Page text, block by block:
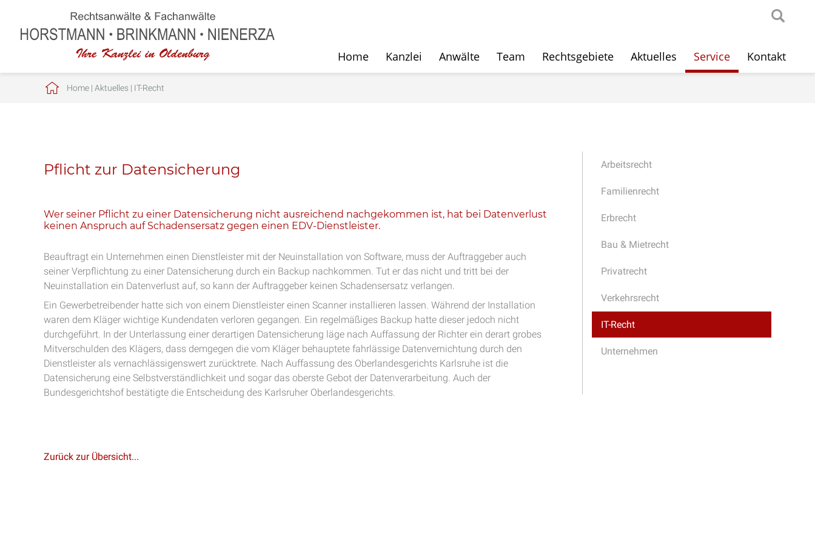
Home Kanzlei Anwälte Team Rechtsgebiete Aktuelles Service Kontakt
Home| Aktuelles| IT-Recht
Arbeitsrecht
Familienrecht
Erbrecht
Bau & Mietrecht
Privatrecht
Verkehrsrecht
IT-Recht
Unternehmen
Pflicht zur Datensicherung
Wer seiner Pflicht zu einer Datensicherung nicht ausreichend nachgekommen ist, hat bei Datenverlust
keinen Anspruch auf Schadensersatz gegen einen EDV-Dienstleister.
Beauftragt ein Unternehmen einen Dienstleister mit der Neuinstallation von Software, muss der Auftraggeber auch
seiner Verpflichtung zu einer Datensicherung durch ein Backup nachkommen. Tut er das nicht und tritt bei der
Neuinstallation ein Datenverlust auf, so kann der Auftraggeber keinen Schadensersatz verlangen.
Ein Gewerbetreibender hatte sich von einem Dienstleister einen Scanner installieren lassen. Während der Installation
waren dem Kläger wichtige Kundendaten verloren gegangen. Ein regelmäßiges Backup hatte dieser jedoch nicht
durchgeführt. In der Unterlassung einer derartigen Datensicherung läge nach Auffassung der Richter ein derart grobes
Mitverschulden des Klägers, dass demgegen die vom Kläger behauptete fahrlässige Datenvernichtung durch den
Dienstleister als vernachlässigenswert zurücktrete. Nach Auffassung des Oberlandesgerichts Karlsruhe ist die
Datensicherung eine Selbstverständlichkeit und sogar das oberste Gebot der Datenverarbeitung. Auch der
Bundesgerichtshof bestätigte die Entscheidung des Karlsruher Oberlandesgerichts.
Zurück zur Übersicht...